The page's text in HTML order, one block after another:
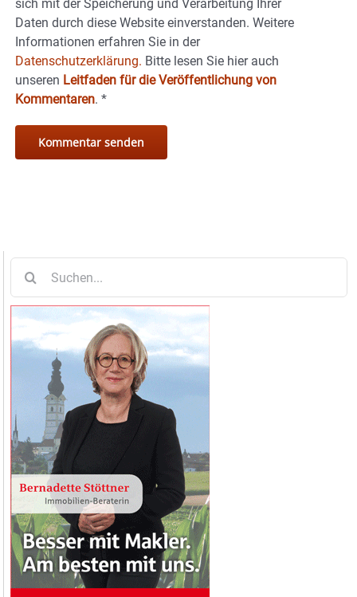
sich mit der Speicherung und Verarbeitung Ihrer
Daten durch diese Website einverstanden. Weitere
Informationen erfahren Sie in der
Datenschutzerklärung. Bitte lesen Sie hier auch
unseren Leitfaden für die Veröffentlichung von
Kommentaren. *
nach: